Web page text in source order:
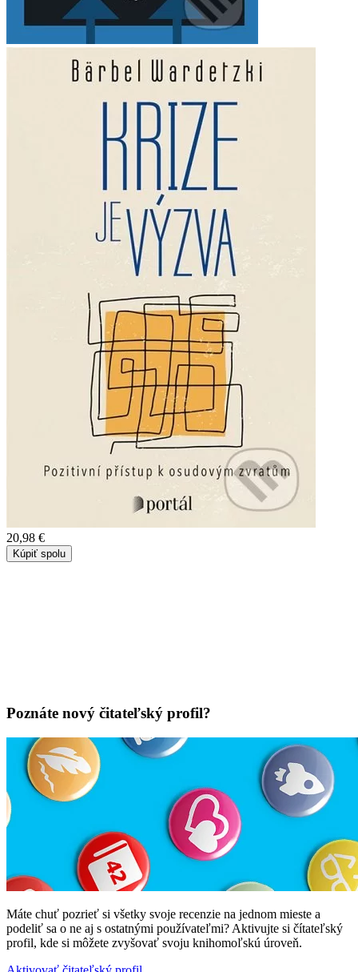
20,98 €
Kúpiť spolu
Poznáte nový čitateľský profil?
Máte chuť pozrieť si všetky svoje recenzie na jednom mieste a
podeliť sa o ne aj s ostatnými používateľmi? Aktivujte si čítateľský
profil, kde si môžete zvyšovať svoju knihomoľskú úroveň.